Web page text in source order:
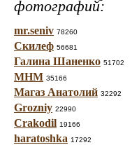
фотографий:
mr.seniv 78260
Скилеф 56681
Галина Шаненко 51702
МНМ 35166
Магаз Анатолий 32292
Grozniy 22990
Crakodil 19166
haratoshka 17292